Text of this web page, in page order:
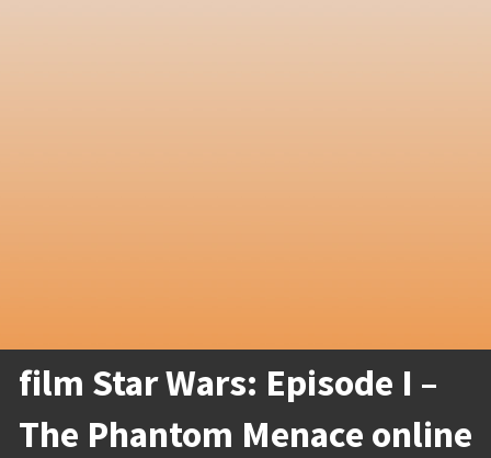
film Star Wars: Episode I –
The Phantom Menace online